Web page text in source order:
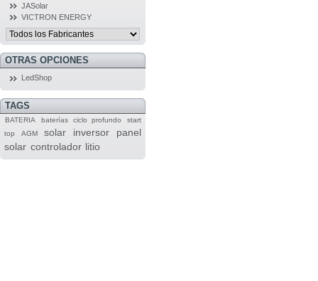
JASolar
VICTRON ENERGY
OTRAS OPCIONES
LedShop
TAGS
BATERIA baterías ciclo profundo
start
top
AGM solar inversor
panel
solar controlador litio